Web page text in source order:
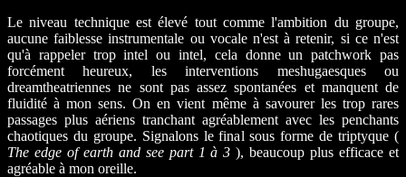
Le niveau technique est élevé tout comme l'ambition du groupe,
aucune faiblesse instrumentale ou vocale n'est à retenir, si ce n'est
qu'à rappeler trop intel ou intel, cela donne un patchwork pas
forcément heureux, les interventions meshugaesques ou
dreamtheatriennes ne sont pas assez spontanées et manquent de
fluidité à mon sens. On en vient même à savourer les trop rares
passages plus aériens tranchant agréablement avec les penchants
chaotiques du groupe. Signalons le final sous forme de triptyque (
The edge of earth and see part 1 à 3 ), beaucoup plus efficace et
agréable à mon oreille.